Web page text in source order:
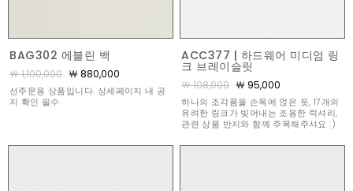
BAG302 에블린 백
￦ 1,100,000 ￦ 880,000
선주문용 상품입니다. 상세페이지 내 공
지 확인 필수
ACC377 | 하드웨어 미디엄 링
크 브레이슬릿
￦ 108,000 ￦ 95,000
하나의 조각품을 손목에 얹은 듯, 17개의
유려한 링크가 빚어내는 조용한 럭셔리,
관련 상품 반지와 함께 주목해주셔요 :)